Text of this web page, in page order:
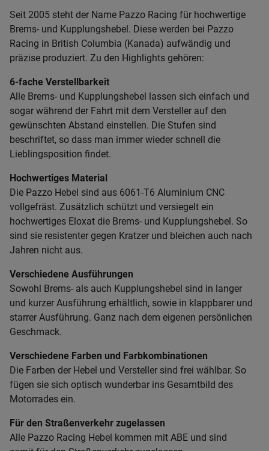
Seit 2005 steht der Name Pazzo Racing für hochwertige
Brems- und Kupplungshebel. Diese werden bei Pazzo
Racing in British Columbia (Kanada) aufwändig und
präzise produziert. Zu den Highlights gehören:
6-fache Verstellbarkeit
Alle Brems- und Kupplungshebel lassen sich einfach und
sogar während der Fahrt mit dem Versteller auf den
gewünschten Abstand einstellen. Die Stufen sind
beschriftet, so dass man immer wieder schnell die
Lieblingsposition findet.
Hochwertiges Material
Die Pazzo Hebel sind aus 6061-T6 Aluminium CNC
vollgefräst. Zusätzlich schützt und versiegelt ein
hochwertiges Eloxat die Brems- und Kupplungshebel. So
sind sie resistenter gegen Kratzer und bleichen auch nach
Jahren nicht aus.
Verschiedene Ausführungen
Sowohl Brems- als auch Kupplungshebel sind in langer
und kurzer Ausführung erhältlich, sowie in klappbarer und
starrer Ausführung. Ganz nach dem eigenen persönlichen
Geschmack.
Verschiedene Farben und Farbkombinationen
Die Farben der Hebel und Versteller sind frei wählbar. So
fügen sie sich optisch wunderbar ins Gesamtbild des
Motorrades ein.
Für den Straßenverkehr zugelassen
Alle Pazzo Racing Hebel kommen mit ABE und sind